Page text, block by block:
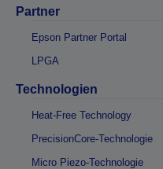
Partner
Epson Partner Portal
LPGA
Technologien
Heat-Free Technology
PrecisionCore-Technologie
Micro Piezo-Technologie